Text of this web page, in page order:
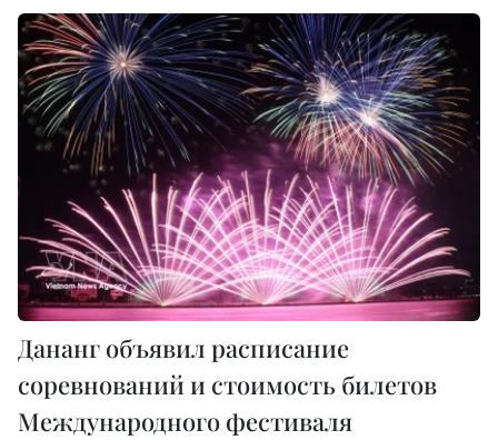
Дананг объявил расписание
соревнований и стоимость билетов
Международного фестиваля